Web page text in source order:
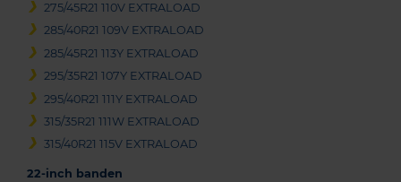
275/45R21 110V EXTRALOAD
285/40R21 109V EXTRALOAD
285/45R21 113Y EXTRALOAD
295/35R21 107Y EXTRALOAD
295/40R21 111Y EXTRALOAD
315/35R21 111W EXTRALOAD
315/40R21 115V EXTRALOAD
22-inch banden